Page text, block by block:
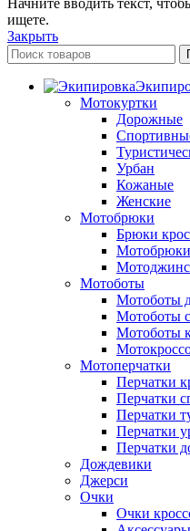
ищете.
Закрыть
Мотокуртки
Дорожные
Урбан
Кожаные
Женские
Мотобрюки
Брюки
Мотоботы
Мотоботы
Мотоботы
Мотоботы
Мотоперчатки
Перчатки
Перчатки
Перчатки
Перчатки
Перчатки
Дождевики
Джерси
Очки
Очки